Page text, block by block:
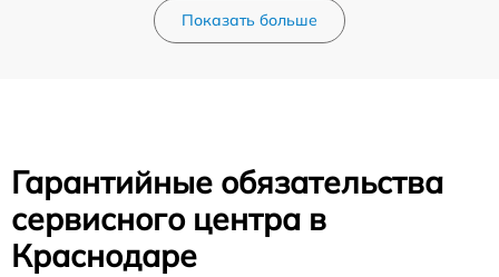
Показать больше
Гарантийные обязательства
сервисного центра в
Краснодаре